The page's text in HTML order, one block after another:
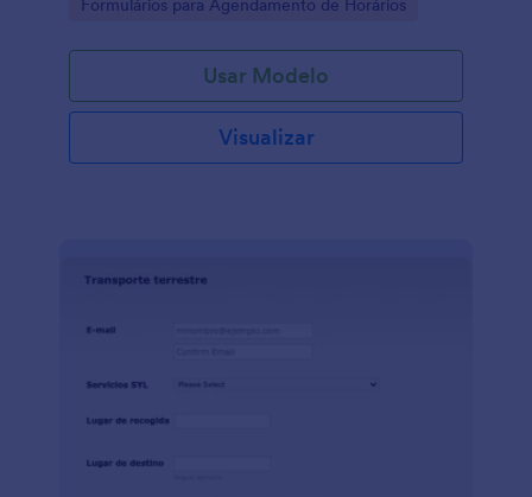
Formulários para Agendamento de Horários
Usar Modelo
Visualizar